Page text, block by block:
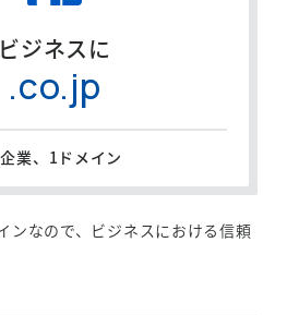
ビジネスに
.co.jp
業、1ドメイン
ンなので、ビジネスにおける信頼